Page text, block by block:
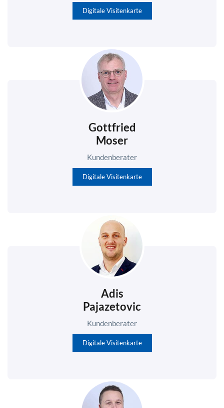
Digitale Visitenkarte
Gottfried
Moser
Kundenberater
Digitale Visitenkarte
Adis
Pajazetovic
Kundenberater
Digitale Visitenkarte